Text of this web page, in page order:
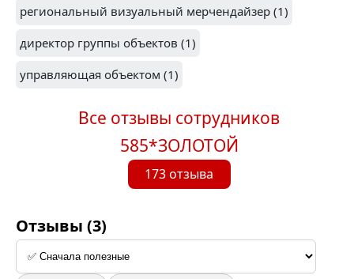
региональный визуальный мерчендайзер (1)
директор группы объектов (1)
управляющая объектом (1)
Все отзывы сотрудников
585*ЗОЛОТОЙ
173 отзыва
Отзывы (3)